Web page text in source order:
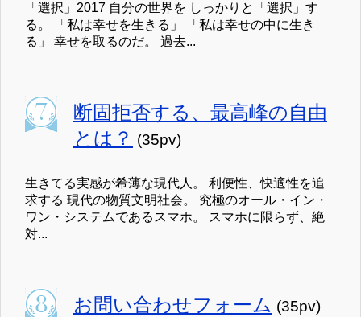
「選択」2017 自分の世界を しっかりと「選択」す
る。 「私は幸せを生きる」 「私は幸せの中に生き
る」 幸せを取るのだ。 過去...
断固拒否する、最高峰の自由
とは？ (35pv)
生きてる実感が希薄な現代人。 利便性、快適性を追
求する 現代の物質文明社会。 究極のオール・イン・
ワン・システムであるスマホ。 スマホに限らず、絶
対...
お問い合わせフォーム (35pv)